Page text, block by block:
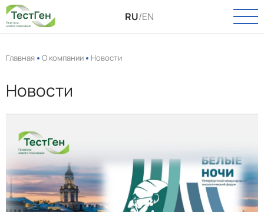
КАТАЛОГ
Инфекции
Пренатальная диагностика
Выделение РНК и ДНК
УСЛУГИ
ТЕХПОДДЕРЖКА
RU/EN
Главная О компании Новости
Новости